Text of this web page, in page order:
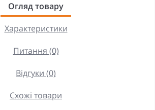
Огляд товару
Характеристики
Питання (0)
Відгуки (0)
Схожі товари